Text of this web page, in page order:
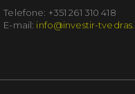
Telefone: +351 261 310 418
E-mail: info@investir-